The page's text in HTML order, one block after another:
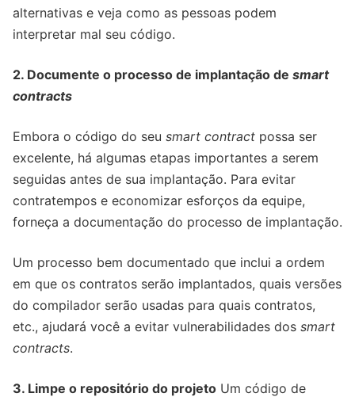
alternativas e veja como as pessoas podem
interpretar mal seu código.
2. Documente o processo de implantação de smart
contracts
Embora o código do seu smart contract possa ser
excelente, há algumas etapas importantes a serem
seguidas antes de sua implantação. Para evitar
contratempos e economizar esforços da equipe,
forneça a documentação do processo de implantação.
Um processo bem documentado que inclui a ordem
em que os contratos serão implantados, quais versões
do compilador serão usadas para quais contratos,
etc., ajudará você a evitar vulnerabilidades dos smart
contracts.
3. Limpe o repositório do projeto Um código de